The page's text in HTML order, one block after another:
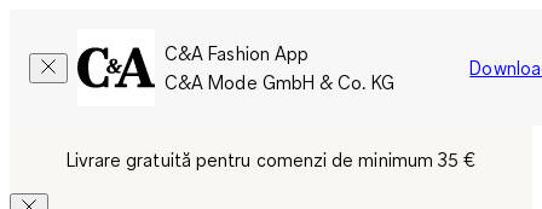
C&A Fashion App
C&A Mode GmbH & Co. KG
Livrare gratuită pentru comenzi de minimum 35 €